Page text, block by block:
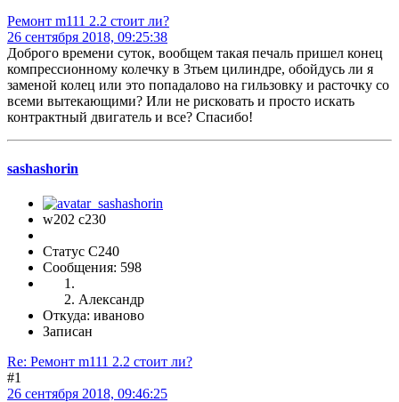
Ремонт m111 2.2 стоит ли?
26 сентября 2018, 09:25:38
Доброго времени суток, вообщем такая печаль пришел конец
компрессионному колечку в 3тьем цилиндре, обойдусь ли я
заменой колец или это попадалово на гильзовку и расточку со
всеми вытекающими? Или не рисковать и просто искать
контрактный двигатель и все? Спасибо!
sashashorin
w202 c230
Статус C240
Сообщения: 598
Александр
Откуда: иваново
Записан
Re: Ремонт m111 2.2 стоит ли?
#1
26 сентября 2018, 09:46:25